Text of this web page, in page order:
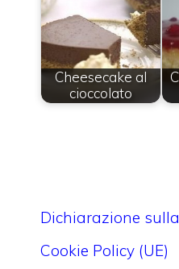
Cheesecake al
cioccolato
Dichiarazione
Cookie Policy (UE)